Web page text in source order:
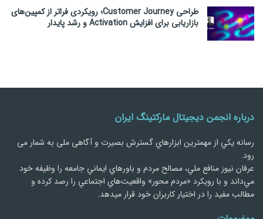
طراحی Customer Journey؛ رویکردی فراتر از کمپین‌های
بازاریابی برای افزایش Activation و رشد پایدار
درباره انجمن دیجیتال مارکتینگ ایران
رسانه يكي از مهمترین ابزارهاي گسترش بصیرت و آگاهی ملی به شمار می
رود.
عرفان نیوز منافع ملي، مصالح مردم و باورهاي ايماني جامعه را وظيفه خود
مي‌داند و با رويكرد «مردم‌ محور» واقعيت‌هاي اجتماعي را رصد کرده و
مطالب مفید را در اختیار کاربران خود قرار میدهد.